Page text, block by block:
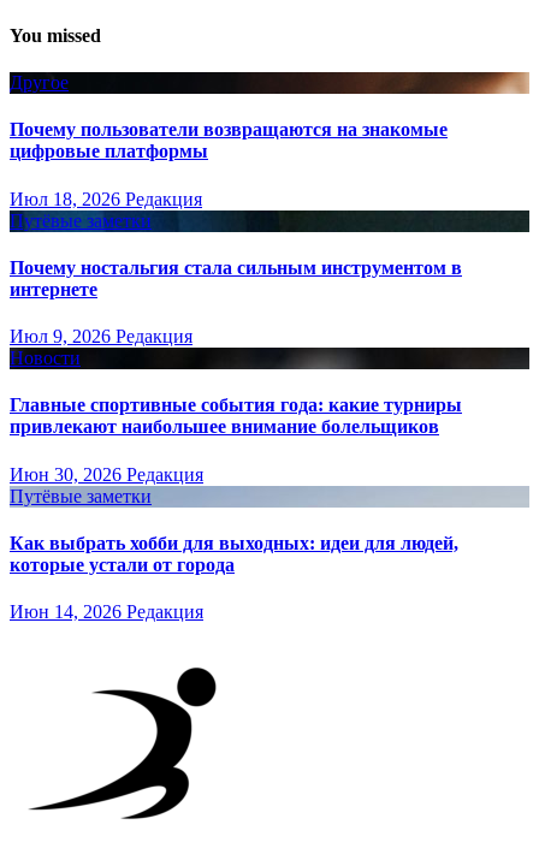
You missed
Другое
Почему пользователи возвращаются на знакомые
цифровые платформы
Июл 18, 2026 Редакция
Путёвые заметки
Почему ностальгия стала сильным инструментом в
интернете
Июл 9, 2026 Редакция
Новости
Главные спортивные события года: какие турниры
привлекают наибольшее внимание болельщиков
Июн 30, 2026 Редакция
Путёвые заметки
Как выбрать хобби для выходных: идеи для людей,
которые устали от города
Июн 14, 2026 Редакция